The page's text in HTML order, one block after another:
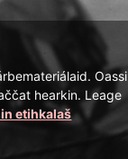
Oassi
hearkin. Leage
etihkalaš